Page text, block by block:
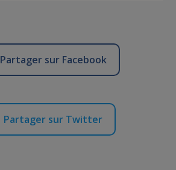
Partager sur Facebook
Partager sur Twitter